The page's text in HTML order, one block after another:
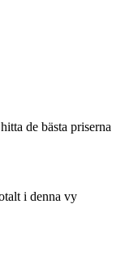
de bästa priserna
i denna vy